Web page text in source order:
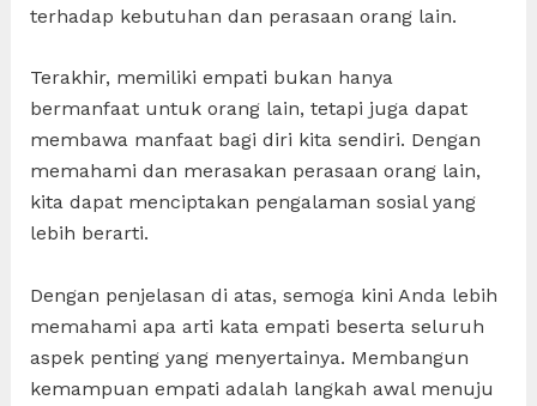
terhadap kebutuhan dan perasaan orang lain.
Terakhir, memiliki empati bukan hanya
bermanfaat untuk orang lain, tetapi juga dapat
membawa manfaat bagi diri kita sendiri. Dengan
memahami dan merasakan perasaan orang lain,
kita dapat menciptakan pengalaman sosial yang
lebih berarti.
Dengan penjelasan di atas, semoga kini Anda lebih
memahami apa arti kata empati beserta seluruh
aspek penting yang menyertainya. Membangun
kemampuan empati adalah langkah awal menuju